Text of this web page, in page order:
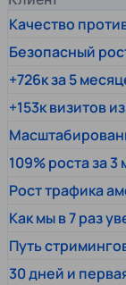
Качество
Безопасный
+726к за 5
+153к визитов
109% роста за
Рост трафика
Как мы в 7 раз
Путь
30 дней и